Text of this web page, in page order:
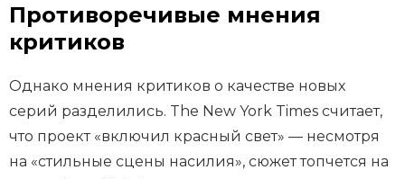
Противоречивые мнения
критиков
Однако мнения критиков о качестве новых
серий разделились. The New York Times считает,
что проект «включил красный свет» — несмотря
на «стильные сцены насилия», сюжет топчется на